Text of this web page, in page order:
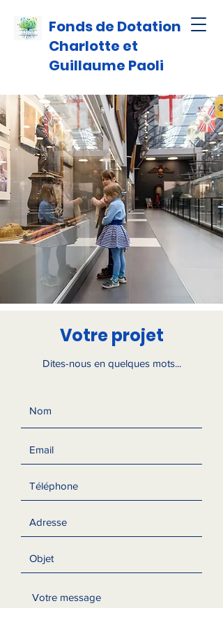
Fonds de Dotation
Charlotte et
Guillaume Paoli
Votre projet
Dites-nous en quelques mots...